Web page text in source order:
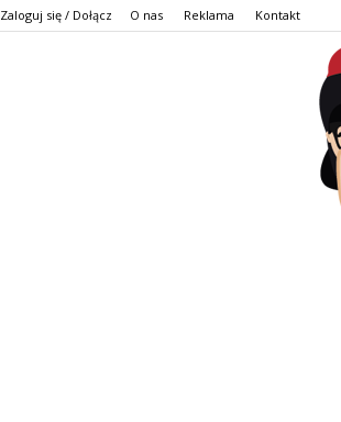
Zaloguj się / Dołącz O nas Reklama Kontakt